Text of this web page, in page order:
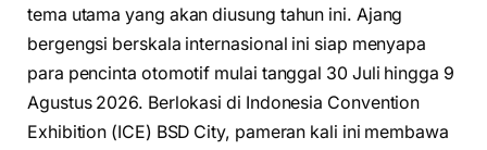
tema utama yang akan diusung tahun ini. Ajang
bergengsi berskala internasional ini siap menyapa
para pencinta otomotif mulai tanggal 30 Juli hingga 9
Agustus 2026. Berlokasi di Indonesia Convention
Exhibition (ICE) BSD City, pameran kali ini membawa